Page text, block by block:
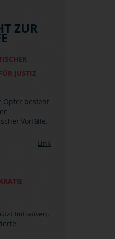
ZUR
JUSTIZ
Opfer besteht
Vorfälle.
Link
Initiativen,